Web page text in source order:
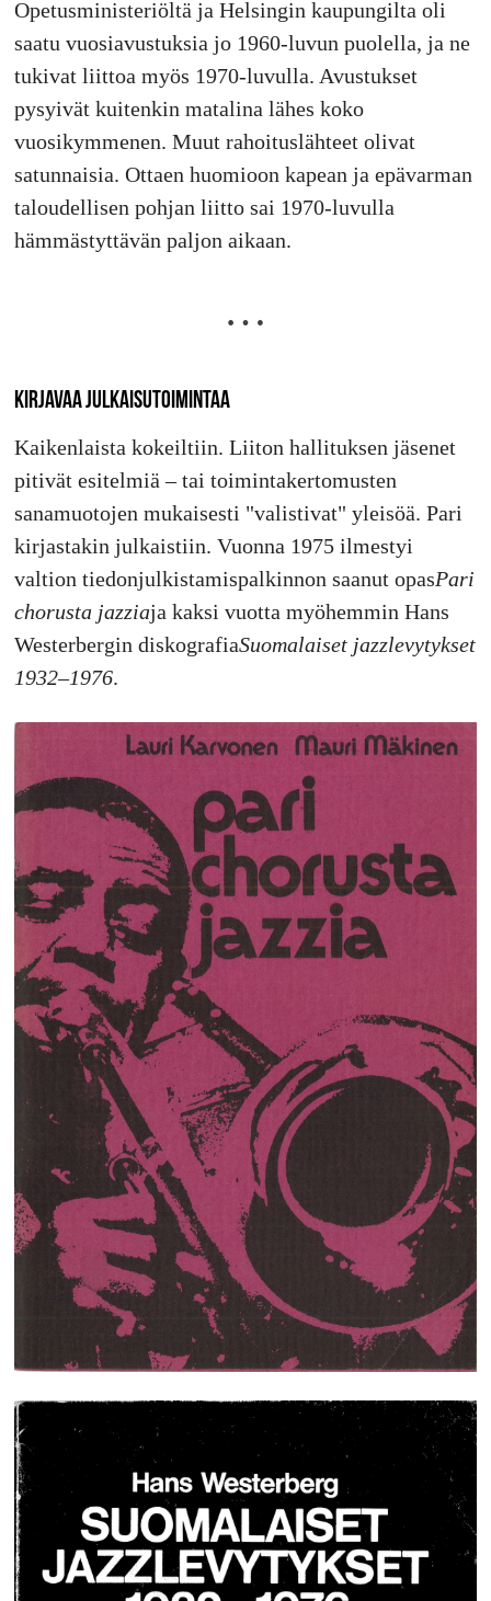
Opetusministeriöltä ja Helsingin kaupungilta oli
saatu vuosiavustuksia jo 1960-luvun puolella, ja ne
tukivat liittoa myös 1970-luvulla. Avustukset
pysyivät kuitenkin matalina lähes koko
vuosikymmenen. Muut rahoituslähteet olivat
satunnaisia. Ottaen huomioon kapean ja epävarman
taloudellisen pohjan liitto sai 1970-luvulla
hämmästyttävän paljon aikaan.
KIRJAVAA JULKAISUTOIMINTAA
Kaikenlaista kokeiltiin. Liiton hallituksen jäsenet
pitivät esitelmiä – tai toimintakertomusten
sanamuotojen mukaisesti "valistivat" yleisöä. Pari
kirjastakin julkaistiin. Vuonna 1975 ilmestyi
valtion tiedonjulkistamispalkinnon saanut opasPari
chorusta jazziaja kaksi vuotta myöhemmin Hans
Westerbergin diskografiaSuomalaiset jazzlevytykset
1932–1976.